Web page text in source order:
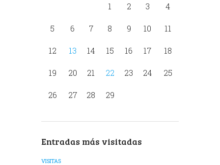
1 2 3 4
5 6 7 8 9 10 11
12 13 14 15 16 17 18
19 20 21 22 23 24 25
26 27 28 29
Entradas más visitadas
VISITAS